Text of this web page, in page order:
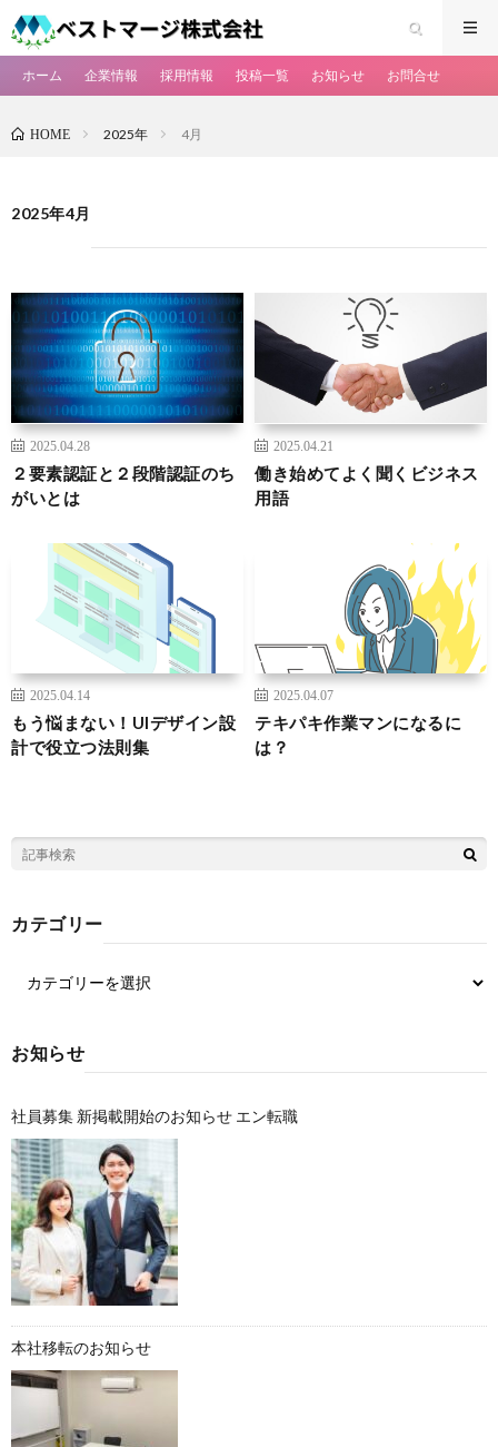
ホーム 企業情報 採用情報 投稿一覧 お知らせ お問合せ
HOME 2025年 4月
2025年4月
2025.04.28
２要素認証と２段階認証のち
がいとは
2025.04.21
働き始めてよく聞くビジネス
用語
2025.04.14
もう悩まない！UIデザイン設
計で役立つ法則集
2025.04.07
テキパキ作業マンになるに
は？
カテゴリー
お知らせ
社員募集 新掲載開始のお知らせ エン転職
本社移転のお知らせ